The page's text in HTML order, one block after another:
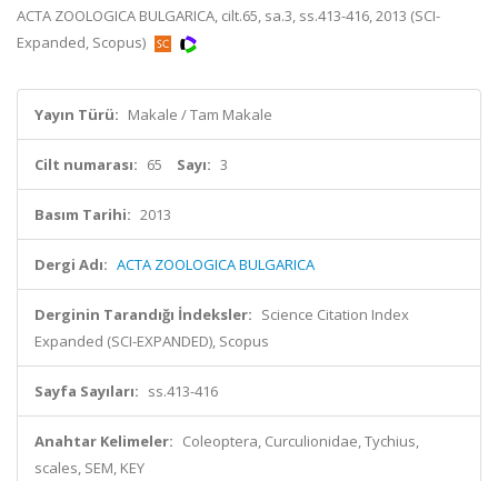
ACTA ZOOLOGICA BULGARICA, cilt.65, sa.3, ss.413-416, 2013 (SCI-
Expanded, Scopus)
Yayın Türü: Makale / Tam Makale
Cilt numarası: 65 Sayı: 3
Basım Tarihi: 2013
Dergi Adı: ACTA ZOOLOGICA BULGARICA
Derginin Tarandığı İndeksler: Science Citation Index
Expanded (SCI-EXPANDED), Scopus
Sayfa Sayıları: ss.413-416
Anahtar Kelimeler: Coleoptera, Curculionidae, Tychius,
scales, SEM, KEY